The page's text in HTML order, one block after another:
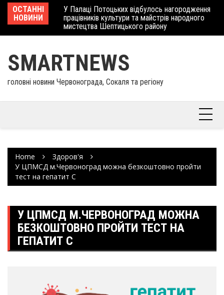
Skip
content
ОСТАННІ
НОВИНИ
У Палаці Потоцьких відбулось нагородження
працівників культури та майстрів народного
мистецтва Шептицького району
SMARTNEWS
головні новини Червонограда, Сокаля та регіону
Home
Здоров'я
У ЦПМСД м.Червоноград можна безкоштовно пройти
тест на гепатит С
У ЦПМСД М.ЧЕРВОНОГРАД МОЖНА
БЕЗКОШТОВНО ПРОЙТИ ТЕСТ НА
ГЕПАТИТ С